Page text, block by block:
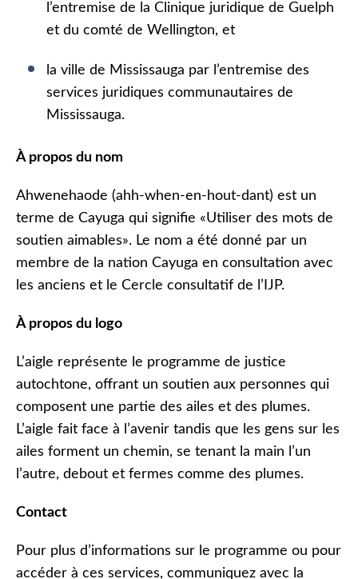
l’entremise de la Clinique juridique de Guelph
et du comté de Wellington, et
la ville de Mississauga par l’entremise des
services juridiques communautaires de
Mississauga.
À propos du nom
Ahwenehaode (ahh-when-en-hout-dant) est un
terme de Cayuga qui signifie «Utiliser des mots de
soutien aimables». Le nom a été donné par un
membre de la nation Cayuga en consultation avec
les anciens et le Cercle consultatif de l’IJP.
À propos du logo
L’aigle représente le programme de justice
autochtone, offrant un soutien aux personnes qui
composent une partie des ailes et des plumes.
L’aigle fait face à l’avenir tandis que les gens sur les
ailes forment un chemin, se tenant la main l’un
l’autre, debout et fermes comme des plumes.
Contact
Pour plus d’informations sur le programme ou pour
accéder à ces services, communiquez avec la